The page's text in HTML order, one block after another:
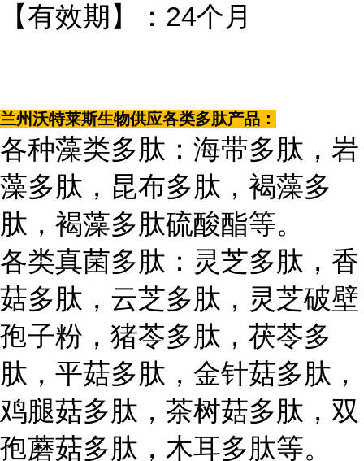
【有效期】：24个月
兰州沃特莱斯生物供应各类多肽产品：
各种藻类多肽：海带多肽，岩
藻多肽，昆布多肽，褐藻多
肽，褐藻多肽硫酸酯等。
各类真菌多肽：灵芝多肽，香
菇多肽，云芝多肽，灵芝破壁
孢子粉，猪苓多肽，茯苓多
肽，平菇多肽，金针菇多肽，
鸡腿菇多肽，茶树菇多肽，双
孢蘑菇多肽，木耳多肽等。